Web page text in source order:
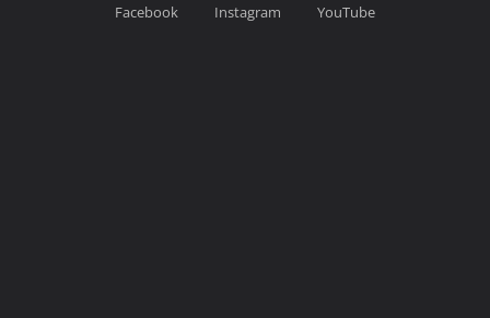
Facebook Instagram YouTube